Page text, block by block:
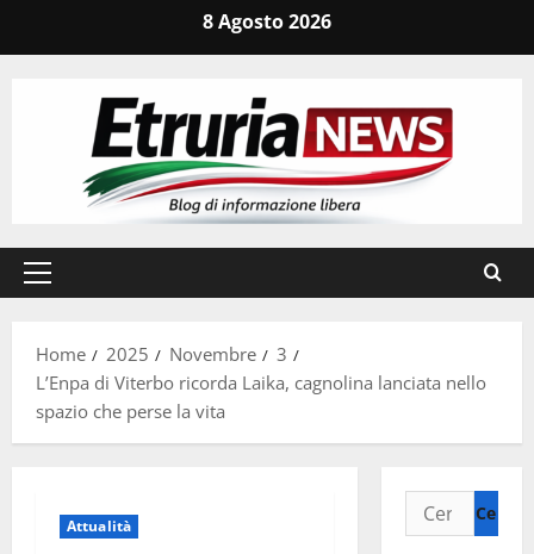
8 Agosto 2026
Menu
Home
2025 Novembre
3
L’Enpa di Viterbo ricorda Laika, cagnolina lanciata nello
spazio che perse la vita
Attualità
Ricerca
per: